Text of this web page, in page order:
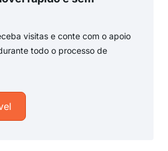
visitas e conte com o apoio
todo o processo de